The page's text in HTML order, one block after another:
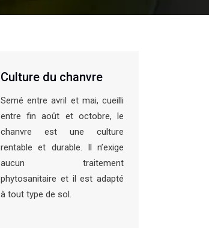
Culture du chanvre
Semé entre avril et mai, cueilli
entre fin août et octobre, le
chanvre est une culture
rentable et durable. Il n’exige
aucun traitement
phytosanitaire et il est adapté
à tout type de sol.